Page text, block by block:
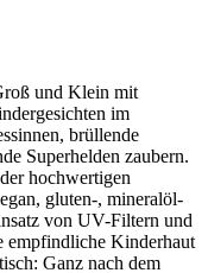
und Klein mit
im
brüllende
Superhelden zaubern.
hochwertigen
gluten-, mineralöl-
von UV-Filtern und
empfindliche Kinderhaut
Ganz nach dem